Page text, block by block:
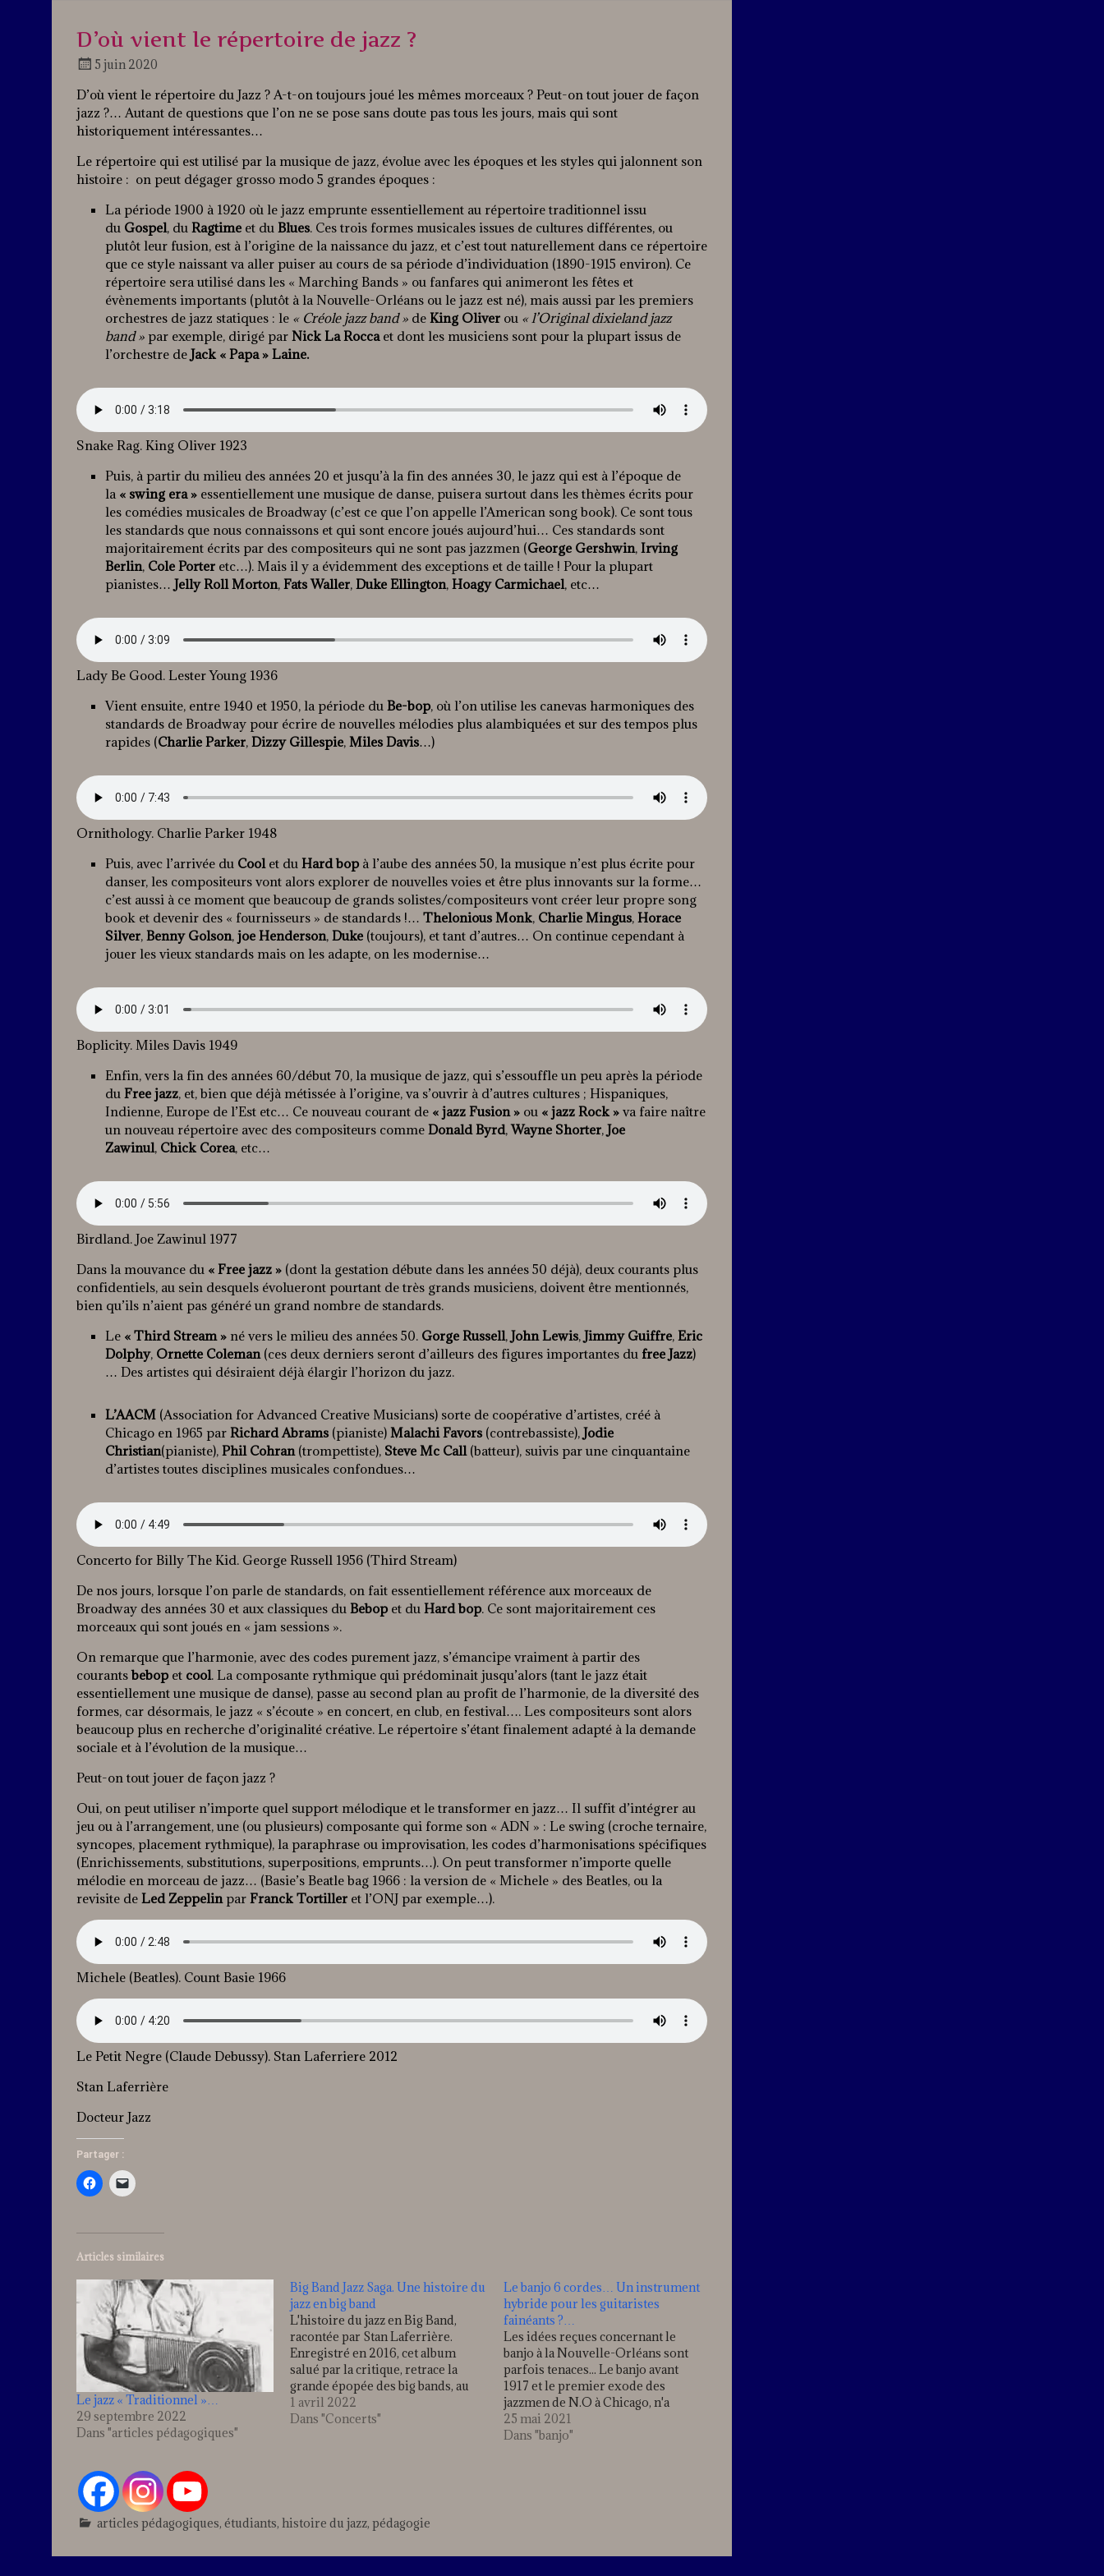
D’où vient le répertoire de jazz ?
5 juin 2020
Jazz
D’où vient le répertoire du Jazz ? A-t-on toujours joué les mêmes morceaux ? Peut-on tout jouer de façon
jazz ?… Autant de questions que l’on ne se pose sans doute pas tous les jours, mais qui sont
historiquement intéressantes…
Le répertoire qui est utilisé par la musique de jazz, évolue avec les époques et les styles qui jalonnent son
histoire : on peut dégager grosso modo 5 grandes époques :
La période 1900 à 1920 où le jazz emprunte essentiellement au répertoire traditionnel issu
du Gospel, du Ragtime et du Blues. Ces trois formes musicales issues de cultures différentes, ou
plutôt leur fusion, est à l’origine de la naissance du jazz, et c’est tout naturellement dans ce répertoire
que ce style naissant va aller puiser au cours de sa période d’individuation (1890-1915 environ). Ce
répertoire sera utilisé dans les « Marching Bands » ou fanfares qui animeront les fêtes et
évènements importants (plutôt à la Nouvelle-Orléans ou le jazz est né), mais aussi par les premiers
orchestres de jazz statiques : le « Créole jazz band » de King Oliver ou « l’Original dixieland jazz
band » par exemple, dirigé par Nick La Roccaet dont les musiciens sont pour la plupart issus de
l’orchestre de Jack « Papa » Laine.
Snake Rag. King Oliver 1923
Puis, à partir du milieu des années 20 et jusqu’à la fin des années 30, le jazz qui est à l’époque de
la « swing era » essentiellement une musique de danse, puisera surtout dans les thèmes écrits pour
les comédies musicales de Broadway (c’est ce que l’on appelle l’American song book). Ce sont tous
les standards que nous connaissons et qui sont encore joués aujourd’hui… Ces standards sont
majoritairement écrits par des compositeurs qui ne sont pas jazzmen (George Gershwin, Irving
Berlin, Cole Porter etc…). Mais il y a évidemment des exceptions et de taille ! Pour la plupart
pianistes… Jelly Roll Morton, Fats Waller, Duke Ellington, Hoagy Carmichael, etc…
Lady Be Good. Lester Young 1936
Vient ensuite, entre 1940 et 1950, la période du Be-bop, où l’on utilise les canevas harmoniques des
standards de Broadway pour écrire de nouvelles mélodies plus alambiquées et sur des tempos plus
rapides (Charlie Parker, Dizzy Gillespie, Miles Davis…)
Ornithology. Charlie Parker 1948
Puis, avec l’arrivée du Coolet du Hard bopà l’aube des années 50, la musique n’est plus écrite pour
danser, les compositeurs vont alors explorer de nouvelles voies et être plus innovants sur la forme…
c’est aussi à ce moment que beaucoup de grands solistes/compositeurs vont créer leur propre song
book et devenir des « fournisseurs » de standards !… Thelonious Monk, Charlie Mingus, Horace
Silver, Benny Golson, joe Henderson, Duke (toujours), et tant d’autres… On continue cependant à
jouer les vieux standards mais on les adapte, on les modernise…
Boplicity. Miles Davis 1949
Enfin, vers la fin des années 60/début 70, la musique de jazz, qui s’essouffle un peu après la période
du Free jazz, et, bien que déjà métissée à l’origine, va s’ouvrir à d’autres cultures ; Hispaniques,
Indienne, Europe de l’Est etc… Ce nouveau courant de « jazz Fusion » ou « jazz Rock » va faire naître
un nouveau répertoire avec des compositeurs comme Donald Byrd,Wayne Shorter, Joe
Zawinul, Chick Corea, etc…
Birdland. Joe Zawinul 1977
Dans la mouvance du « Free jazz » (dont la gestation débute dans les années 50 déjà), deux courants plus
confidentiels, au sein desquels évolueront pourtant de très grands musiciens, doivent être mentionnés,
bien qu’ils n’aient pas généré un grand nombre de standards.
Le « Third Stream » né vers le milieu des années 50. Gorge Russell, John Lewis, Jimmy Guiffre, Eric
Dolphy, Ornette Coleman(ces deux derniers seront d’ailleurs des figures importantes du free Jazz)
… Des artistes qui désiraient déjà élargir l’horizon du jazz.
L’AACM (Association for Advanced Creative Musicians) sorte de coopérative d’artistes, créé à
Chicago en 1965 par Richard Abrams (pianiste) Malachi Favors (contrebassiste), Jodie
Christian(pianiste), Phil Cohran(trompettiste), Steve Mc Call(batteur), suivis par une cinquantaine
d’artistes toutes disciplines musicales confondues…
Concerto for Billy The Kid. George Russell 1956 (Third Stream)
De nos jours, lorsque l’on parle de standards, on fait essentiellement référence aux morceaux de
Broadway des années 30 et aux classiques du Bebopet du Hard bop. Ce sont majoritairement ces
morceaux qui sont joués en « jam sessions ».
On remarque que l’harmonie, avec des codes purement jazz, s’émancipe vraiment à partir des
courantsbebop et cool. La composante rythmique qui prédominait jusqu’alors (tant le jazz était
essentiellement une musique de danse), passe au second plan au profit de l’harmonie, de la diversité des
formes, car désormais, le jazz « s’écoute » en concert, en club, en festival…. Les compositeurs sont alors
beaucoup plus en recherche d’originalité créative. Le répertoire s’étant finalement adapté à la demande
sociale et à l’évolution de la musique…
Peut-on tout jouer de façon jazz ?
Oui, on peut utiliser n’importe quel support mélodique et le transformer en jazz… Il suffit d’intégrer au
jeu ou à l’arrangement, une (ou plusieurs) composante qui forme son « ADN » : Le swing (croche ternaire,
syncopes, placement rythmique), la paraphrase ou improvisation, les codes d’harmonisations spécifiques
(Enrichissements, substitutions, superpositions, emprunts…). On peut transformer n’importe quelle
mélodie en morceau de jazz… (Basie’s Beatle bag 1966 : la version de « Michele » des Beatles, ou la
revisite de Led Zeppelinpar Franck Tortiller et l’ONJ par exemple…).
Michele (Beatles). Count Basie 1966
Le Petit Negre (Claude Debussy). Stan Laferriere 2012
Stan Laferrière
Docteur Jazz
Partager :
Articles similaires
Le jazz « Traditionnel »…
29 septembre 2022
Dans "articles pédagogiques"
Big Band Jazz Saga. Une histoire du
jazz en big band
L'histoire du jazz en Big Band,
racontée par Stan Laferrière.
Enregistré en 2016, cet album
salué par la critique, retrace la
grande épopée des big bands, au
travers de compositions originales
"Dans le style de...". Enregistré dans
1 avril 2022
Dans "Concerts"
Le banjo 6 cordes… Un instrument
hybride pour les guitaristes
fainéants ?…
Les idées reçues concernant le
banjo à la Nouvelle-Orléans sont
parfois tenaces... Le banjo avant
1917 et le premier exode des
jazzmen de N.O à Chicago, n'a
qu'une place limitée dans les
orchestres de jazz. Le "Blues" qui a
25 mai 2021
Dans "banjo"
articles pédagogiques, étudiants, histoire du jazz, pédagogie
a